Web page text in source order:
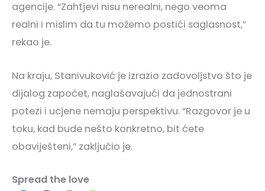
agencije. “Zahtjevi nisu nerealni, nego veoma
realni i mislim da tu možemo postići saglasnost,”
rekao je.
Na kraju, Stanivuković je izrazio zadovoljstvo što je
dijalog započet, naglašavajući da jednostrani
potezi i ucjene nemaju perspektivu. “Razgovor je u
toku, kad bude nešto konkretno, bit ćete
obaviješteni,” zaključio je.
Spread the love